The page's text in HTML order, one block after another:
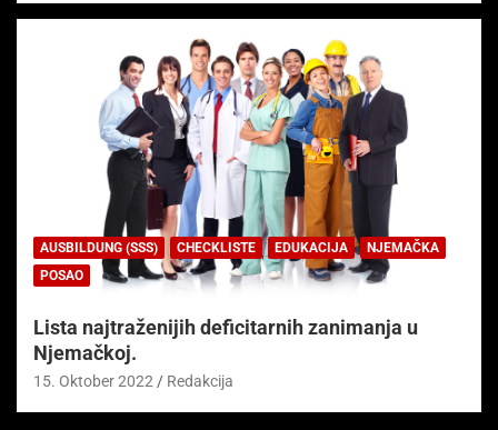
AUSBILDUNG (SSS) CHECKLISTE EDUKACIJA
NJEMAČKA
POSAO
Lista najtraženijih deficitarnih zanimanja u
Njemačkoj.
15. Oktober 2022 Redakcija